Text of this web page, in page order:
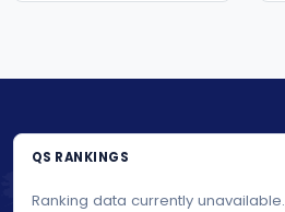
QS RANKINGS
Ranking data currently unavailable.